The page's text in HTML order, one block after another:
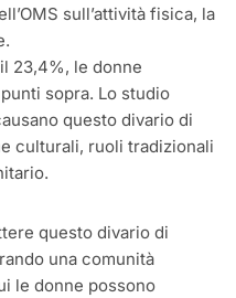
sull’attività fisica, la
23,4%, le donne
sopra. Lo studio
questo divario di
culturali, ruoli tradizionali
questo divario di
una comunità
le donne possono